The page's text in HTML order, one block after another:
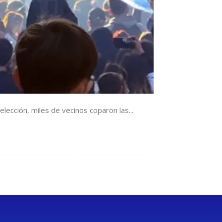
miles de vecinos coparon las...